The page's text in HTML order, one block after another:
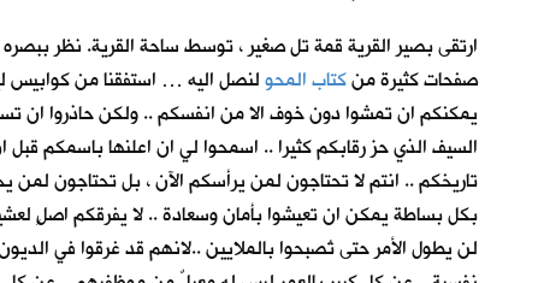
ارتقى بصير القرية قمة تل صغير ، توسط ساحة القرية. نظر ببصره
صفحات كثيرة منكتاب المحولنصل اليه … استفقنا من كوابيس
يمكنكم ان تمشوا دون خوف الا من انفسكم .. ولكن حاذروا ان
السيف الذي حز رقابكم كثيرا .. اسمحوا لي ان اعلنها باسمكم
تاريخكم .. انتم لا تحتاجون لمن يرأسكم الآن ، بل تحتاجون لمن
بكل بساطة يمكن ان تعيشوا بأمان وسعادة .. لا يفرقكم اصلٍ
لن يطول الأمر حتى تُصبحوا بالملايين ..لانهم قد غرقوا في